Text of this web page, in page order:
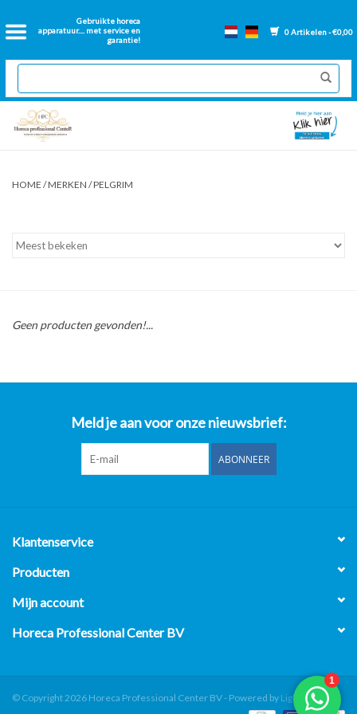
Gebruikte horeca
apparatuur.... met service en
garantie!
0 Artikelen - €0,00
Home
2dehands Horeca
Nieuwe apparatuur
Onderdelen bakwanden
Over ons
HOME /MERKEN /PELGRIM
Geen producten gevonden!...
Meld je aan voor onze nieuwsbrief:
ABONNEER
Klantenservice
Producten
Mijn account
Horeca Professional Center BV
© Copyright 2026 Horeca Professional Center BV - Powered by Lightspeed